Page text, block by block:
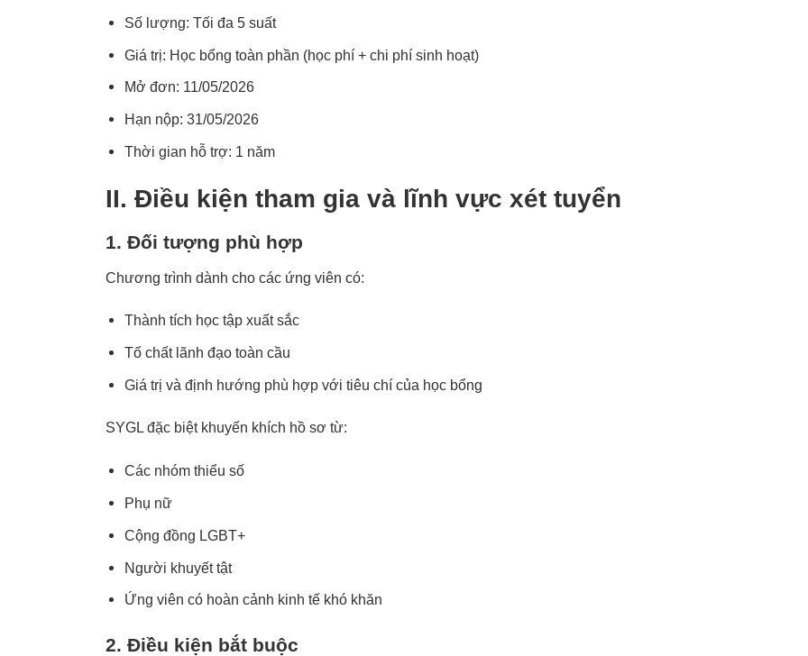
Số lượng: Tối đa 5 suất
Giá trị: Học bổng toàn phần (học phí + chi phí sinh hoạt)
Mở đơn: 11/05/2026
Hạn nộp: 31/05/2026
Thời gian hỗ trợ: 1 năm
II. Điều kiện tham gia và lĩnh vực xét tuyển
1. Đối tượng phù hợp
Chương trình dành cho các ứng viên có:
Thành tích học tập xuất sắc
Tố chất lãnh đạo toàn cầu
Giá trị và định hướng phù hợp với tiêu chí của học bổng
SYGL đặc biệt khuyến khích hồ sơ từ:
Các nhóm thiểu số
Phụ nữ
Cộng đồng LGBT+
Người khuyết tật
Ứng viên có hoàn cảnh kinh tế khó khăn
2. Điều kiện bắt buộc